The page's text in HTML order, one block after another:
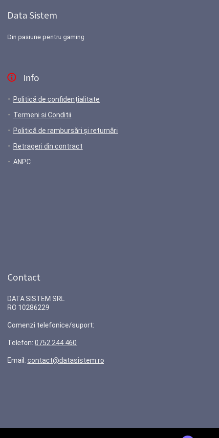
Data Sistem
Din pasiune pentru gaming
Info
Politică de confidențialitate
Termeni si Conditii
Politică de rambursări și returnări
Retrageri din contract
ANPC
Contact
DATA SISTEM SRL
RO 10286229
Comenzi telefonice/suport:
Telefon: 0752 244 460
Email: contact@datasistem.ro